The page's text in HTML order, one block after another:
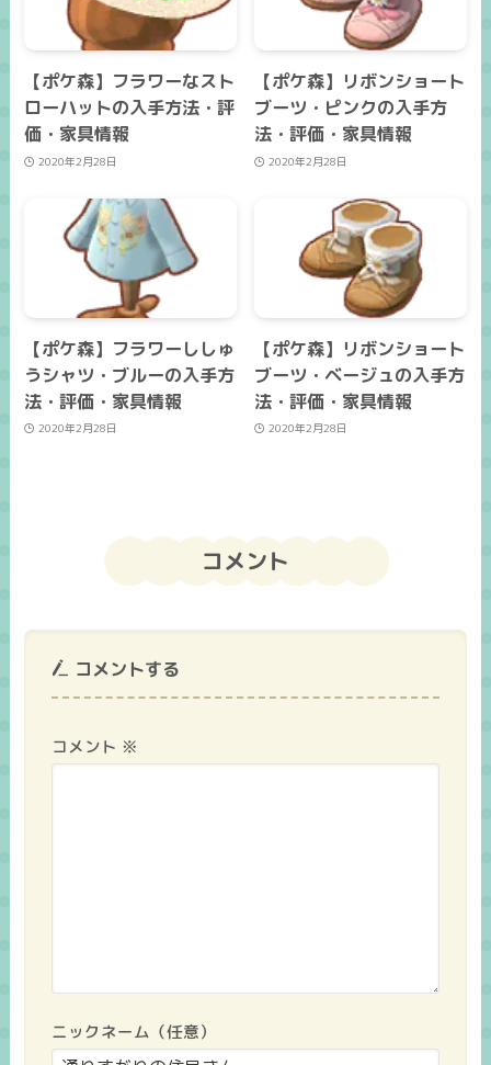
【ポケ森】フラワーなスト
ローハットの入手方法・評
価・家具情報
2020年2月28日
【ポケ森】リボンショート
ブーツ・ピンクの入手方
法・評価・家具情報
2020年2月28日
【ポケ森】フラワーししゅ
うシャツ・ブルーの入手方
法・評価・家具情報
2020年2月28日
【ポケ森】リボンショート
ブーツ・ベージュの入手方
法・評価・家具情報
2020年2月28日
コメント
コメントする
コメント ※
ニックネーム（任意）